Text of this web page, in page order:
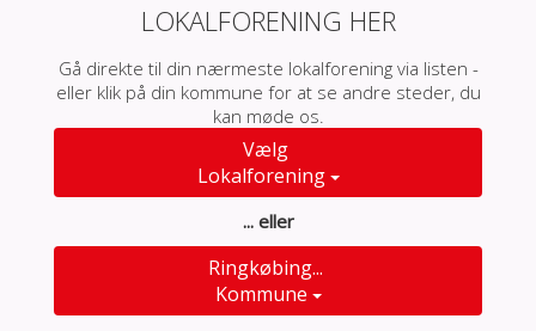
LOKALFORENING HER
Gå direkte til din nærmeste lokalforening via listen -
eller klik på din kommune for at se andre steder, du
kan møde os.
Vælg
Lokalforening
... eller
Ringkøbing...
Kommune